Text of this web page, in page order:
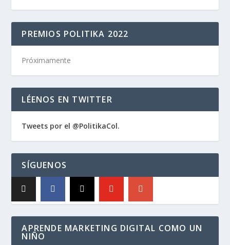
PREMIOS POLITIKA 2022
Próximamente
LÉENOS EN TWITTER
Tweets por el @PolitikaCol.
SÍGUENOS
APRENDE MARKETING DIGITAL COMO UN
NIÑO